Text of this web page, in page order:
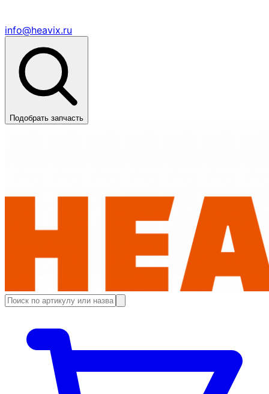
info@heavix.ru
Подобрать запчасть